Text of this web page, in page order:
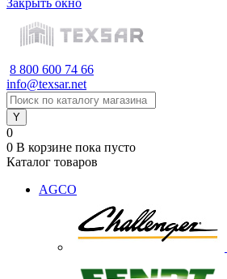
Закрыть окно
8 800 600 74 66
info@texsar.net
0
0 В корзине пока пусто
Каталог товаров
AGCO